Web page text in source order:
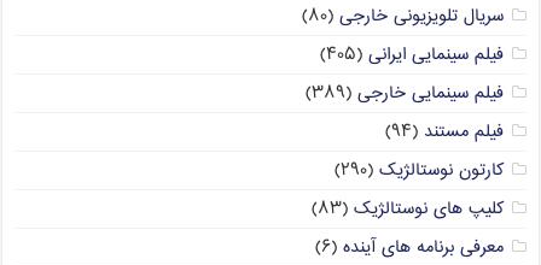
سریال تلویزیونی خارجی (۸۰)
فیلم سینمایی ایرانی (۴۰۵)
فیلم سینمایی خارجی (۳۸۹)
فیلم مستند (۹۴)
کارتون نوستالژیک (۲۹۰)
کلیپ های نوستالژیک (۸۳)
معرفی برنامه های آینده (۶)